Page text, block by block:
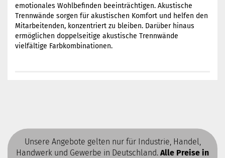
emotionales Wohlbefinden beeinträchtigen. Akustische
Trennwände sorgen für akustischen Komfort und helfen den
Mitarbeitenden, konzentriert zu bleiben. Darüber hinaus
ermöglichen doppelseitige akustische Trennwände
vielfältige Farbkombinationen.
Unsere Angebote gelten nur für Industrie, Handel,
Handwerk und Gewerbe in Deutschland. Alle Preise in